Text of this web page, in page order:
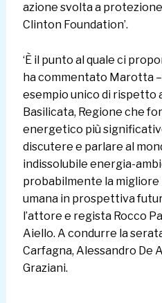
azione svolta a
Clinton Foundation’.
‘È il punto al quale ci
ha commentato Marotta
esempio unico di rispetto
Basilicata, Regione che
energetico più
discutere e parlare al
indissolubile energia-
probabilmente la migliore
umana in prospettiva
l’attore e regista Rocco
Aiello. A condurre la
Carfagna, Alessandro De
Graziani.